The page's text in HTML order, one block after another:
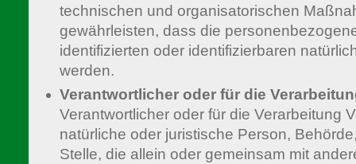
technischen und organisatorischen
gewährleisten, dass die
identifizierten oder identifizierbaren
werden.
Verantwortlicher oder für die
Verantwortlicher oder für die Verarbeitung
natürliche oder juristische Person,
Stelle, die allein oder gemeinsam mit